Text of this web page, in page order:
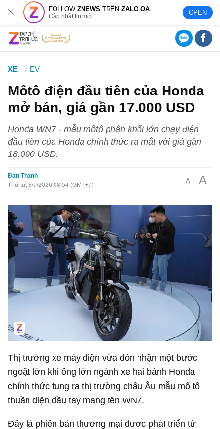
FOLLOWZNEWS TRÊNZALO OA
Cập nhật tin mới OPEN
XE EV
Môtô điện đầu tiên của Honda
mở bán, giá gần 17.000 USD
Honda WN7 - mẫu môtô phân khối lớn chạy điện
đầu tiên của Honda chính thức ra mắt với giá gần
18.000 USD.
Đan Thanh
Thứ tư, 8/7/2026 08:54 (GMT+7)
A A
Thị trường xe máy điện vừa đón nhận một bước
ngoặt lớn khi ông lớn ngành xe hai bánh Honda
chính thức tung ra thị trường châu Âu mẫu mô tô
thuần điện đầu tay mang tên WN7.
Đây là phiên bản thương mại được phát triển từ